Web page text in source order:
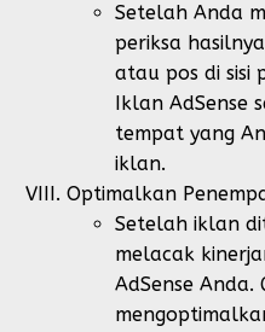
Setelah Anda
periksa
atau pos di sisi
Iklan AdSense
tempat yang
iklan.
Optimalkan
Setelah iklan
melacak
AdSense